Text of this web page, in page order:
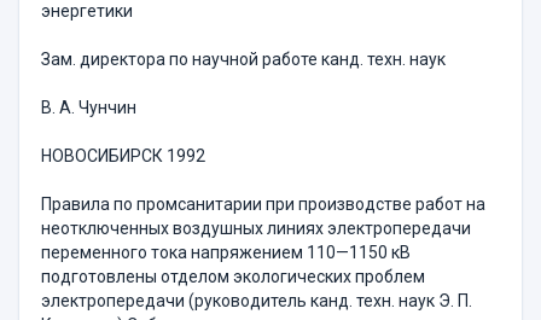
энергетики
Зам. директора по научной работе канд. техн. наук
В. А. Чунчин
НОВОСИБИРСК 1992
Правила по промсанитарии при производстве работ на
неотключенных воздушных линиях электропередачи
переменного тока напряжением 110—1150 кВ
подготовлены отделом экологических проблем
электропередачи (руководитель канд. техн. наук Э. П.